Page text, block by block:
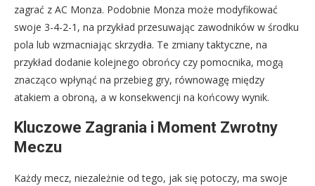
zagrać z AC Monza. Podobnie Monza może modyfikować
swoje 3-4-2-1, na przykład przesuwając zawodników w środku
pola lub wzmacniając skrzydła. Te zmiany taktyczne, na
przykład dodanie kolejnego obrońcy czy pomocnika, mogą
znacząco wpłynąć na przebieg gry, równowagę między
atakiem a obroną, a w konsekwencji na końcowy wynik.
Kluczowe Zagrania i Moment Zwrotny
Meczu
Każdy mecz, niezależnie od tego, jak się potoczy, ma swoje